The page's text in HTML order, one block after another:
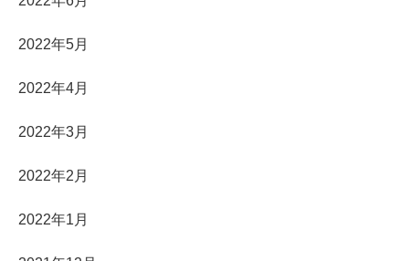
2022年5月
2022年4月
2022年3月
2022年2月
2022年1月